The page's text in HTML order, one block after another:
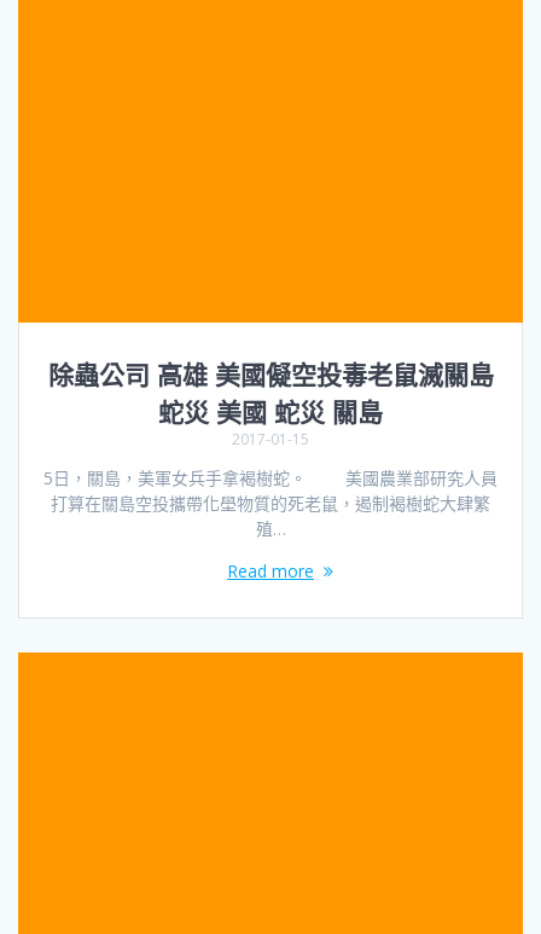
除蟲公司 高雄 美國儗空投毒老鼠滅關島
蛇災 美國 蛇災 關島
2017-01-15
5日，關島，美軍女兵手拿褐樹蛇。 美國農業部研究人員
打算在關島空投攜帶化壆物質的死老鼠，遏制褐樹蛇大肆繁
殖…
Read more